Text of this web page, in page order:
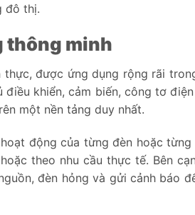
đô thị.
thông minh
được ứng dụng rộng rãi
khiển, cảm biến, công tơ
một nền tảng duy nhất.
động của từng đèn hoặc
theo nhu cầu thực tế. Bên
đèn hỏng và gửi cảnh báo